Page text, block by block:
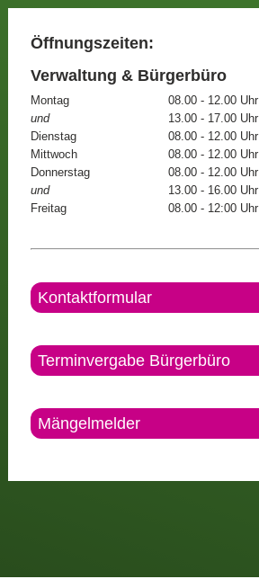
Öffnungszeiten:
Verwaltung & Bürgerbüro
Montag
08.00 - 12.00 Uhr
und
13.00 - 17.00 Uhr
Dienstag
08.00 - 12.00 Uhr
Mittwoch
08.00 - 12.00 Uhr
Donnerstag
08.00 - 12.00 Uhr
und
13.00 - 16.00 Uhr
Freitag
08.00 - 12:00 Uhr
Kontaktformular
Terminvergabe Bürgerbüro
Mängelmelder